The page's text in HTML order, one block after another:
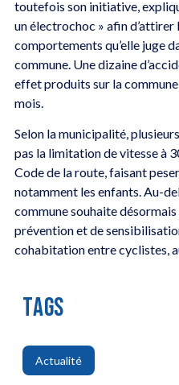
toutefois son initiative,
un électrochoc » afin d’attirer
comportements qu’elle juge
commune. Une dizaine
effet produits sur la
mois.
Selon la municipalité,
pas la limitation de vitesse à
Code de la route, faisant
notamment les enfants. Au-
commune souhaite
prévention et de
cohabitation entre cyclistes,
TAGS
Actualité
,